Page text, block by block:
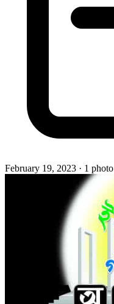
February 19, 2023 · 1 photo